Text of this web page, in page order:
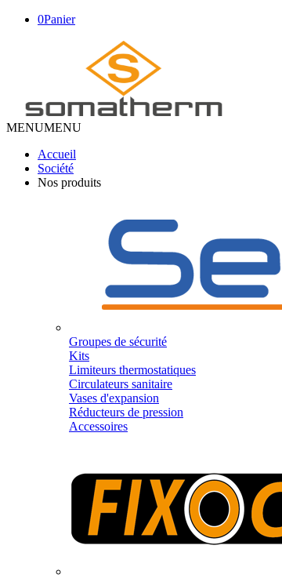
0Panier
MENUMENU
Accueil
Société
Nos produits
Groupes de sécurité
Kits
Limiteurs thermostatiques
Circulateurs sanitaire
Vases d'expansion
Réducteurs de pression
Accessoires